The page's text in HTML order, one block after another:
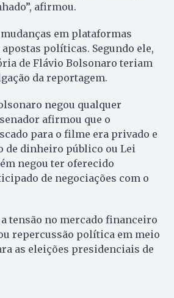
afirmou.
em plataformas
políticas. Segundo ele,
de Flávio Bolsonaro teriam
da reportagem.
negou qualquer
afirmou que o
para o filme era privado e
de dinheiro público ou Lei
negou ter oferecido
de negociações com o
tensão no mercado financeiro
repercussão política em meio
as eleições presidenciais de